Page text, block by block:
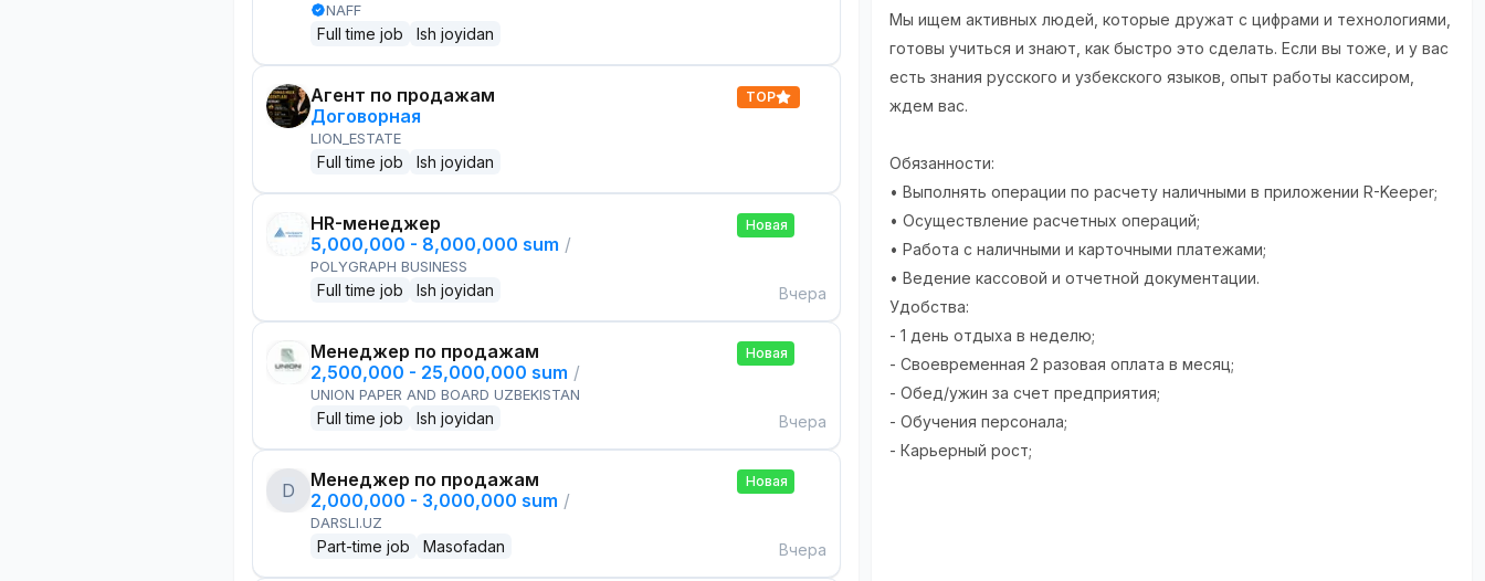
NAFF
Full time job Ish joyidan
Агент по продажам
Договорная
LION_ESTATE
Full time job Ish joyidan
TOP
HR-менеджер
5,000,000 - 8,000,000 sum /
POLYGRAPH BUSINESS
Full time job Ish joyidan
Новая
Вчера
Менеджер по продажам
2,500,000 - 25,000,000 sum /
UNION PAPER AND BOARD UZBEKISTAN
Full time job Ish joyidan
Новая
Вчера
D
Менеджер по продажам
2,000,000 - 3,000,000 sum /
DARSLI.UZ
Part-time job Masofadan
Новая
Вчера
Мы ищем активных людей, которые дружат с цифрами и технологиями,
готовы учиться и знают, как быстро это сделать. Если вы тоже, и у вас
есть знания русского и узбекского языков, опыт работы кассиром,
ждем вас.
Обязанности:
• Выполнять операции по расчету наличными в приложении R-Keeper;
• Осуществление расчетных операций;
• Работа с наличными и карточными платежами;
• Ведение кассовой и отчетной документации.
Удобства:
- 1 день отдыха в неделю;
- Своевременная 2 разовая оплата в месяц;
- Обед/ужин за счет предприятия;
- Обучения персонала;
- Карьерный рост;